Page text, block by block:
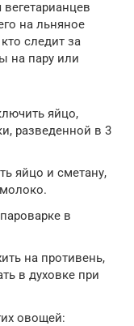
на льняное
следит за
на пару или
яйцо,
разведенной в 3
яйцо и сметану,
в
на противень,
в духовке при
овощей: